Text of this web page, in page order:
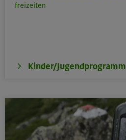
freizeiten
Kinder/Jugendprogramm